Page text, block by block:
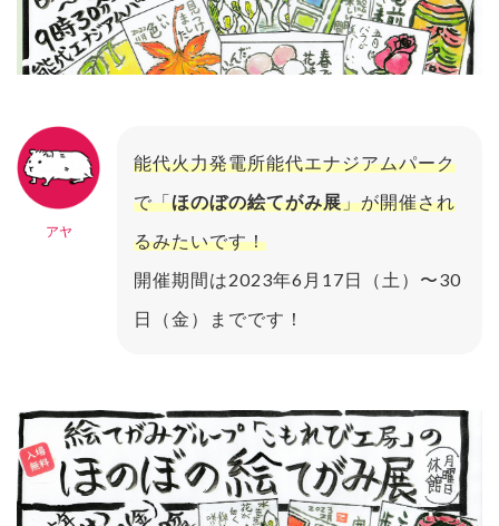
アヤ
能代火力発電所能代エナジアムパーク
で「ほのぼの絵てがみ展」が開催され
るみたいです！
開催期間は2023年6月17日（土）〜30
日（金）までです！